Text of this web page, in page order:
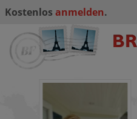
Kostenlos anmelden.